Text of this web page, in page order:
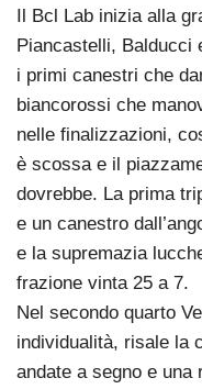
Il Bcl Lab inizia alla
Piancastelli, Balducci
i primi canestri che
biancorossi che
nelle finalizzazioni,
è scossa e il
dovrebbe. La prima
e un canestro
e la supremazia
frazione vinta 25 a 7.
Nel secondo quarto
individualità, risale la
andate a segno e una